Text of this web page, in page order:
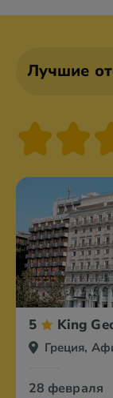
Лучшие
5 King
Греция,
28 февраля